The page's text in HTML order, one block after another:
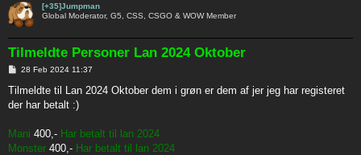
[+35]Jumpman
Global Moderator, G5, CSS, CSGO & WOW Member
Tilmeldte Personer Lan 2024 Oktober
P
s
28 Feb 2024 11:37
Tilmeldte til Lan 2024 Oktober dem i grøn er dem af jer jeg har registeret
der har betalt :)
Mani 400,- Har betalt til lan 2024
Monster 400,- Har betalt til lan 2024